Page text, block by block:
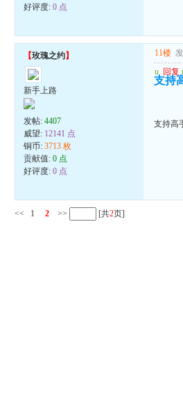
好评度:0 点
【玫瑰之约】
新手上路
发帖:4407
威望: 12141 点
铜币:3713 枚
贡献值:0 点
好评度:0 点
11楼
u 回复
支持
支持高
<< 1 2 >> [共2页]